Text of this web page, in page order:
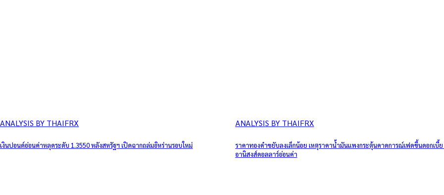
ANALYSIS BY THAIFRX
เงินปอนด์อ่อนค่าหลุดระดับ 1.3550 หลังสหรัฐฯ เปิดฉากถล่มอิหร่านรอบใหม่
ANALYSIS BY THAIFRX
ราคาทองคำขยับลงเล็กน้อย เหตุราคาน้ำมันแพงกระตุ้นคาดการณ์เฟดขึ้นดอกเบี้
อานิสงส์ดอลลาร์อ่อนค่า